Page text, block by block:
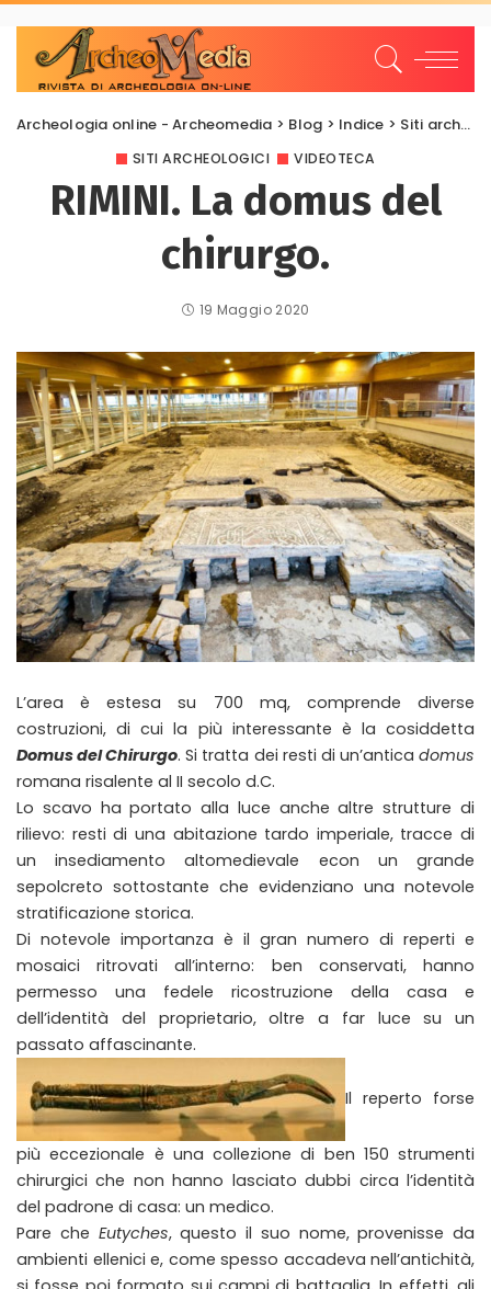
Archeologia online - Archeomedia > Blog > Indice > Siti archeologici
SITI ARCHEOLOGICI VIDEOTECA
RIMINI. La domus del
chirurgo.
19 Maggio 2020
L’area è estesa su 700 mq, comprende diverse
costruzioni, di cui la più interessante è la cosiddetta
Domus del Chirurgo. Si tratta dei resti di un’anticadomus
romana risalente al II secolo d.C.
Lo scavo ha portato alla luce anche altre strutture di
rilievo: resti di una abitazione tardo imperiale, tracce di
un insediamento altomedievale econ un grande
sepolcreto sottostante che evidenziano una notevole
stratificazione storica.
Di notevole importanza è il gran numero di reperti e
mosaici ritrovati all’interno: ben conservati, hanno
permesso una fedele ricostruzione della casa e
dell’identità del proprietario, oltre a far luce su un
passato affascinante.
Il reperto forse
più eccezionale è una collezione di ben 150 strumenti
chirurgici che non hanno lasciato dubbi circa l’identità
del padrone di casa: un medico.
Pare che Eutyches, questo il suo nome, provenisse da
ambienti ellenici e, come spesso accadeva nell’antichità,